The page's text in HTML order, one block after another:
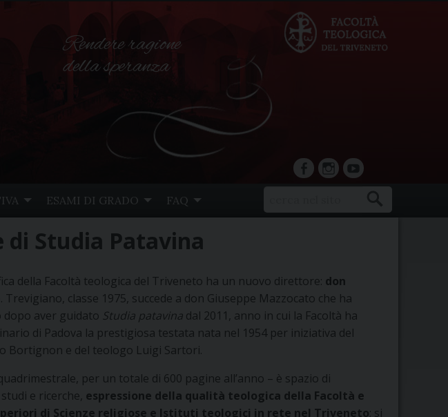
Rendere ragione
della speranza
facebookInstagram
YouTube
ESAMI DI GRADO FAQ
Studia Patavina
della Facoltà teologica del Triveneto ha un nuovo direttore: don
. Trevigiano, classe 1975, succede a don Giuseppe Mazzocato che ha
dopo aver guidato Studia patavina dal 2011, anno in cui la Facoltà ha
di Padova la prestigiosa testata nata nel 1954 per iniziativa del
Bortignon e del teologo Luigi Sartori.
per un totale di 600 pagine all’anno – è spazio di
e ricerche, espressione della qualità teologica della Facoltà e
di Scienze religiose e Istituti teologici in rete nel Triveneto; si